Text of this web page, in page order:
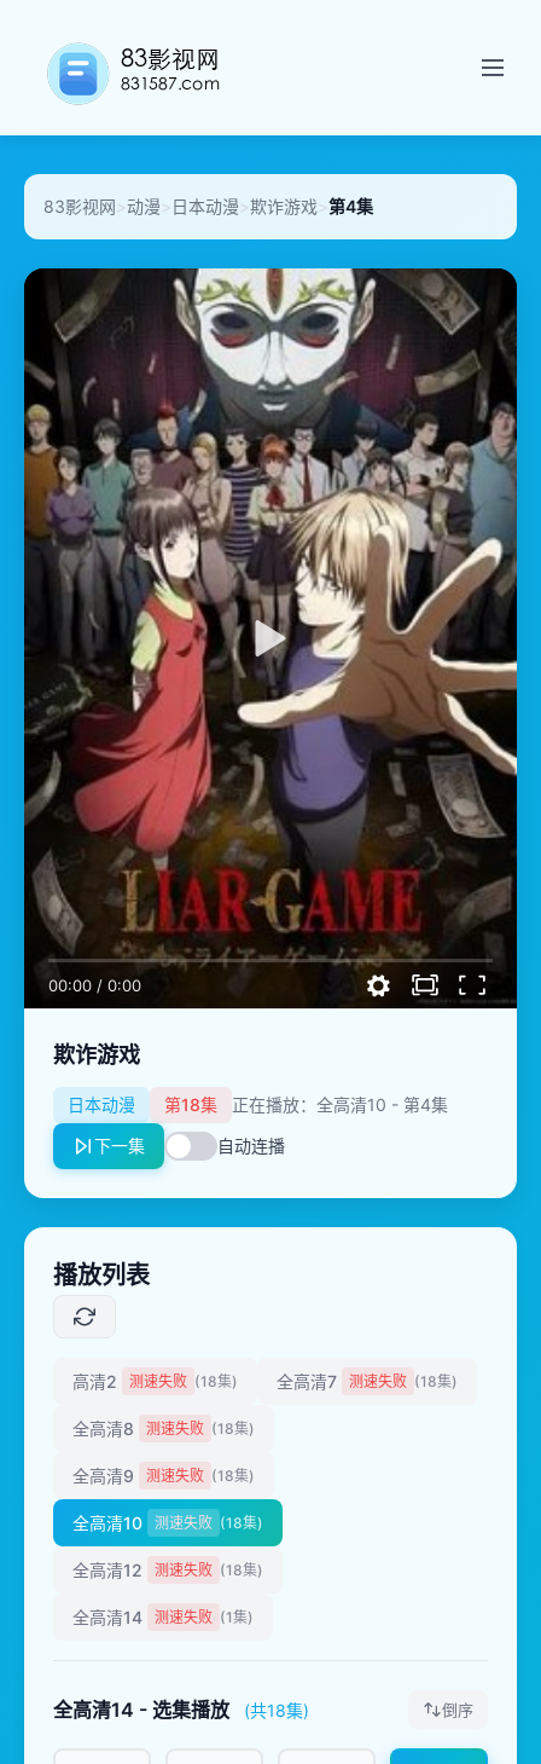
83影视网>动漫> 日本动漫>欺诈游戏>第4集
00:00 / 0:00
欺诈游戏
日本动漫 第18集
正在播放：全高清10 - 第4集
下一集
自动连播
播放列表
高清2 测速失败 (18集) 全高清7 测速失败 (18集)
全高清8 测速失败 (18集)
全高清9 测速失败 (18集)
全高清10 测速失败 (18集)
全高清12 测速失败 (18集)
全高清14 测速失败 (1集)
全高清14 - 选集播放 (共18集) 倒序